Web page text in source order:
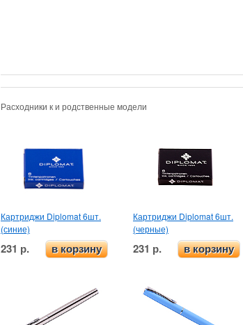
Расходники к и родственные модели
Картриджи Diplomat 6шт.
(синие)
231 р. в корзину
Картриджи Diplomat 6шт.
(черные)
231 р. в корзину